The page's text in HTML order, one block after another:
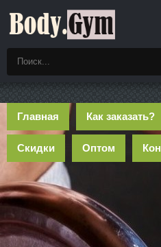
Главная Как заказать?
Скидки Оптом